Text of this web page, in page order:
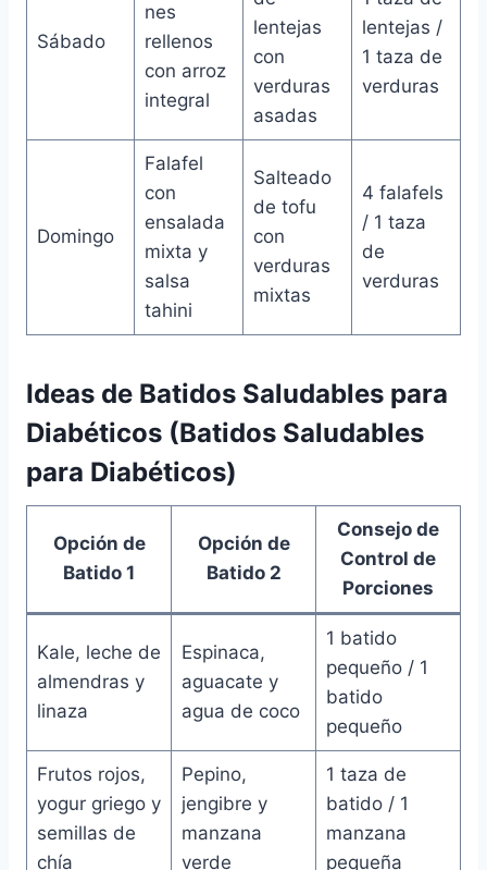
Sábado
nes
rellenos
con arroz
integral
lentejas
con
verduras
asadas
lentejas /
1 taza de
verduras
Domingo
Falafel
con
ensalada
mixta y
salsa
tahini
Salteado
de tofu
con
verduras
mixtas
4 falafels
/ 1 taza
de
verduras
Ideas de Batidos Saludables para
Diabéticos (Batidos Saludables
para Diabéticos)
Opción de
Batido 1
Opción de
Batido 2
Consejo de
Control de
Porciones
Kale, leche de
almendras y
linaza
Espinaca,
aguacate y
agua de coco
1 batido
pequeño / 1
batido
pequeño
Frutos rojos,
yogur griego y
semillas de
chía
Pepino,
jengibre y
manzana
verde
1 taza de
batido / 1
manzana
pequeña